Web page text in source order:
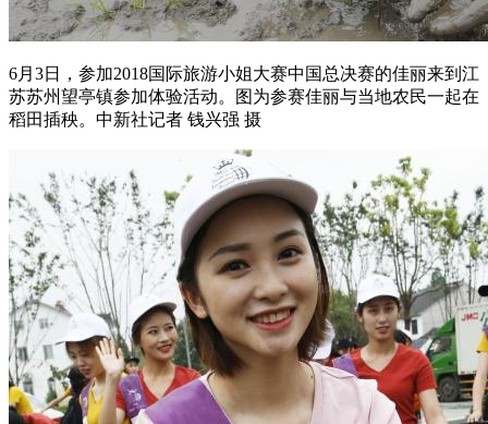
6月3日，参加2018国际旅游小姐大赛中国总决赛的佳丽来到江
苏苏州望亭镇参加体验活动。图为参赛佳丽与当地农民一起在
稻田插秧。中新社记者 钱兴强 摄